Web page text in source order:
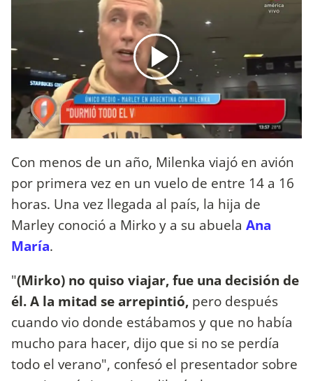
Con menos de un año, Milenka viajó en avión
por primera vez en un vuelo de entre 14 a 16
horas. Una vez llegada al país, la hija de
Marley conoció a Mirko y a su abuela Ana
María.
"(Mirko) no quiso viajar, fue una decisión de
él. A la mitad se arrepintió, pero después
cuando vio donde estábamos y que no había
mucho para hacer, dijo que si no se perdía
todo el verano", confesó el presentador sobre